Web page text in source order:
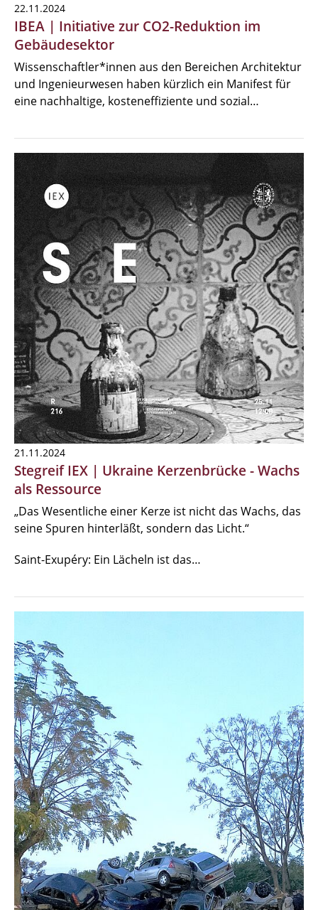
22.11.2024
IBEA | Initiative zur CO2-Reduktion im
Gebäudesektor
Wissenschaftler*innen aus den Bereichen Architektur
und Ingenieurwesen haben kürzlich ein Manifest für
eine nachhaltige, kosteneffiziente und sozial…
21.11.2024
Stegreif IEX | Ukraine Kerzenbrücke - Wachs
als Ressource
„Das Wesentliche einer Kerze ist nicht das Wachs, das
seine Spuren hinterläßt, sondern das Licht.“
Saint-Exupéry: Ein Lächeln ist das…